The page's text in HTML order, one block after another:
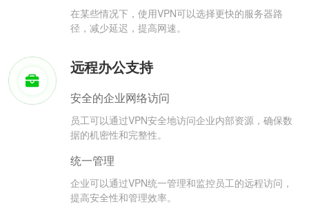
在某些情况下，使用VPN可以选择更快的服务器路
径，减少延迟，提高网速。
远程办公支持
安全的企业网络访问
员工可以通过VPN安全地访问企业内部资源，确保数
据的机密性和完整性。
统一管理
企业可以通过VPN统一管理和监控员工的远程访问，
提高安全性和管理效率。